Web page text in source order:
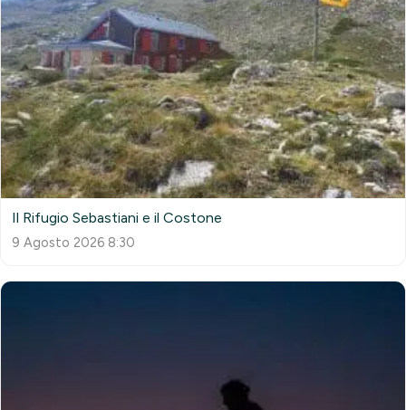
Il Rifugio Sebastiani e il Costone
9 Agosto 2026 8:30